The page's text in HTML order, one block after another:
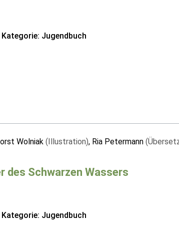
Jugendbuch
Wolniak (Illustration), Ria Petermann
des Schwarzen Wassers
Jugendbuch